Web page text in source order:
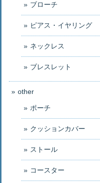
ブローチ
ピアス・イヤリング
ネックレス
ブレスレット
other
ポーチ
クッションカバー
ストール
コースター